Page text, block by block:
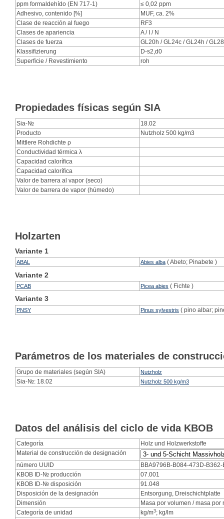
ppm formaldehído (EN 717-1)
≤ 0,02 ppm
Adhesivo, contenido [%]
MUF, ca. 2%
Clase de reacción al fuego
RF3
Clases de apariencia
A / I / N
Clases de fuerza
GL20h / GL24c / GL24h /
Klassifizierung
D-s2,d0
Superficie / Revestimiento
roh
Propiedades físicas según SIA
Sia-№
18.02
Producto
Nutzholz 500 kg/m3
Mittlere Rohdichte ρ
Conductividad térmica λ
Capacidad calorífica
Capacidad calorífica
Valor de barrera al vapor (seco)
Valor de barrera de vapor (húmedo)
Holzarten
Variante 1
ABAL Abies alba ( Abeto; Pinabete )
Variante 2
PCAB Picea abies ( Fichte )
Variante 3
PNSY Pinus sylvestris ( pino albar;
Parámetros de los materiales de
Grupo de materiales (según SIA) Nutzholz
Sia-№: 18.02 Nutzholz 500 kg/m3
Datos del análisis del ciclo de vida KBOB
Categoría
Holz und Holzwerkstoffe
Material de construcción de designación
número UUID
BBA9796B-B084-473D-
KBOB ID-№ producción
07.001
KBOB ID-№ disposición
91.048
Disposición de la designación
Entsorgung, Dreischichtplatte
Dimensión
Masa por volumen / masa por
Categoría de unidad
kg/m3; kg/lm